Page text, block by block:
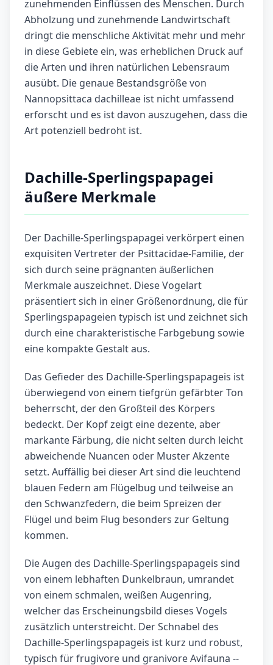
zunehmenden Einflüssen des Menschen. Durch
Abholzung und zunehmende Landwirtschaft
dringt die menschliche Aktivität mehr und mehr
in diese Gebiete ein, was erheblichen Druck auf
die Arten und ihren natürlichen Lebensraum
ausübt. Die genaue Bestandsgröße von
Nannopsittaca dachilleae ist nicht umfassend
erforscht und es ist davon auszugehen, dass die
Art potenziell bedroht ist.
Dachille-Sperlingspapagei
äußere Merkmale
Der Dachille-Sperlingspapagei verkörpert einen
exquisiten Vertreter der Psittacidae-Familie, der
sich durch seine prägnanten äußerlichen
Merkmale auszeichnet. Diese Vogelart
präsentiert sich in einer Größenordnung, die für
Sperlingspapageien typisch ist und zeichnet sich
durch eine charakteristische Farbgebung sowie
eine kompakte Gestalt aus.
Das Gefieder des Dachille-Sperlingspapageis ist
überwiegend von einem tiefgrün gefärbter Ton
beherrscht, der den Großteil des Körpers
bedeckt. Der Kopf zeigt eine dezente, aber
markante Färbung, die nicht selten durch leicht
abweichende Nuancen oder Muster Akzente
setzt. Auffällig bei dieser Art sind die leuchtend
blauen Federn am Flügelbug und teilweise an
den Schwanzfedern, die beim Spreizen der
Flügel und beim Flug besonders zur Geltung
kommen.
Die Augen des Dachille-Sperlingspapageis sind
von einem lebhaften Dunkelbraun, umrandet
von einem schmalen, weißen Augenring,
welcher das Erscheinungsbild dieses Vogels
zusätzlich unterstreicht. Der Schnabel des
Dachille-Sperlingspapageis ist kurz und robust,
typisch für frugivore und granivore Avifauna --